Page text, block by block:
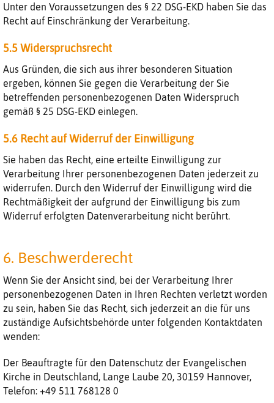
Unter den Voraussetzungen des § 22 DSG-EKD haben Sie das
Recht auf Einschränkung der Verarbeitung.
5.5 Widerspruchsrecht
Aus Gründen, die sich aus ihrer besonderen Situation
ergeben, können Sie gegen die Verarbeitung der Sie
betreffenden personenbezogenen Daten Widerspruch
gemäß § 25 DSG-EKD einlegen.
5.6 Recht auf Widerruf der Einwilligung
Sie haben das Recht, eine erteilte Einwilligung zur
Verarbeitung Ihrer personenbezogenen Daten jederzeit zu
widerrufen. Durch den Widerruf der Einwilligung wird die
Rechtmäßigkeit der aufgrund der Einwilligung bis zum
Widerruf erfolgten Datenverarbeitung nicht berührt.
6. Beschwerderecht
Wenn Sie der Ansicht sind, bei der Verarbeitung Ihrer
personenbezogenen Daten in Ihren Rechten verletzt worden
zu sein, haben Sie das Recht, sich jederzeit an die für uns
zuständige Aufsichtsbehörde unter folgenden Kontaktdaten
wenden:
Der Beauftragte für den Datenschutz der Evangelischen
Kirche in Deutschland, Lange Laube 20, 30159 Hannover,
Telefon: +49 511 768128 0